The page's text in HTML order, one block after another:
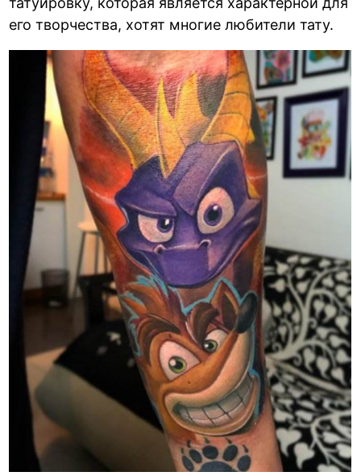
его творчества, хотят многие любители тату.